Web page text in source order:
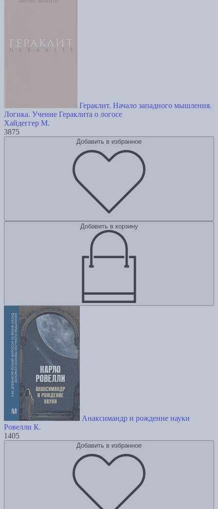
Гераклит. Начало западного мышления.
Логика. Учение Гераклита о логосе
Хайдеггер М.
3875
Добавить в избранное
Добавить в корзину
Анаксимандр и рождение науки
Ровелли К.
1405
Добавить в избранное